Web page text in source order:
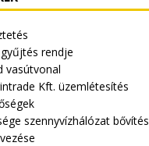
rendje
vasútvonal
Kft. üzemlétesítés
szennyvízhálózat bővítés